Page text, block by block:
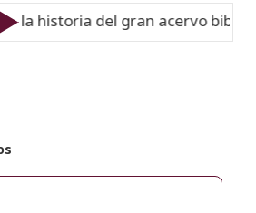
historia del gran acervo